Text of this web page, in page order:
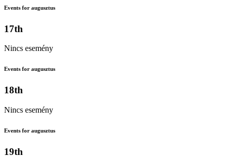
Events for augusztus
17th
Nincs esemény
Events for augusztus
18th
Nincs esemény
Events for augusztus
19th